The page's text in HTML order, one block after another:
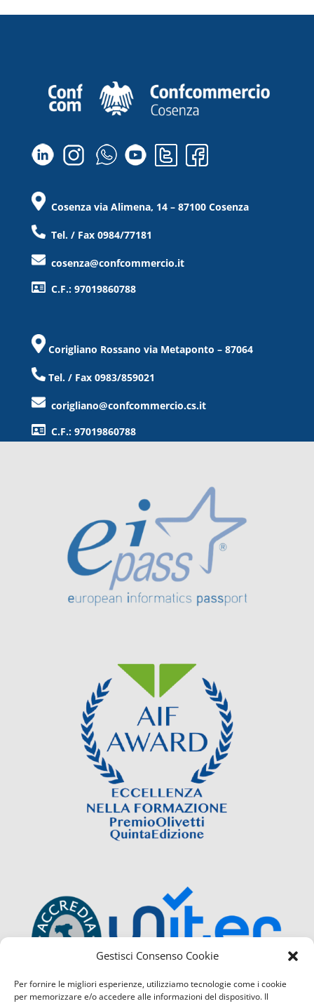
Gestisci Consenso Cookie
Per fornire le migliori esperienze, utilizziamo tecnologie come i cookie
per memorizzare e/o accedere alle informazioni del dispositivo. Il
Cosenza via Alimena, 14 – 87100 Cosenza
Tel. / Fax 0984/77181
cosenza@confcommercio.it
C.F.: 97019860788
Corigliano Rossano via Metaponto – 87064
Tel. / Fax 0983/859021
corigliano@confcommercio.cs.it
C.F.: 97019860788